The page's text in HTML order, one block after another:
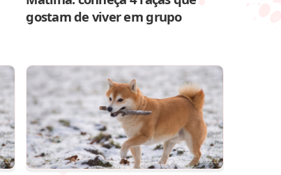
gostam de viver em grupo